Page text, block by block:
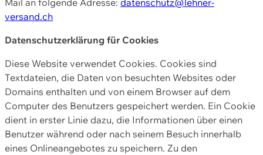
versand.ch
Datenschutzerklärung für Cookies
Diese Website verwendet Cookies. Cookies sind
Textdateien, die Daten von besuchten Websites oder
Domains enthalten und von einem Browser auf dem
Computer des Benutzers gespeichert werden. Ein Cookie
dient in erster Linie dazu, die Informationen über einen
Benutzer während oder nach seinem Besuch innerhalb
eines Onlineangebotes zu speichern. Zu den